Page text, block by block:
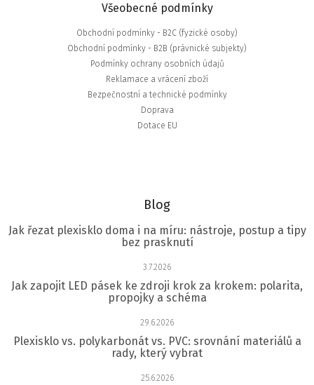
Všeobecné podmínky
Obchodní podmínky - B2C (fyzické osoby)
Obchodní podmínky - B2B (právnické subjekty)
Podmínky ochrany osobních údajů
Reklamace a vrácení zboží
Bezpečnostní a technické podmínky
Doprava
Dotace EU
Blog
Jak řezat plexisklo doma i na míru: nástroje, postup a tipy
bez prasknutí
3.7.2026
Jak zapojit LED pásek ke zdroji krok za krokem: polarita,
propojky a schéma
29.6.2026
Plexisklo vs. polykarbonát vs. PVC: srovnání materiálů a
rady, který vybrat
25.6.2026